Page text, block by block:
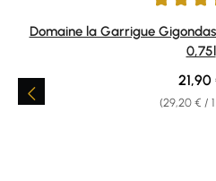
Durchschnittliche Bewertung
Domaine la Garrigue
0,75l
(29,20 € /
21,90